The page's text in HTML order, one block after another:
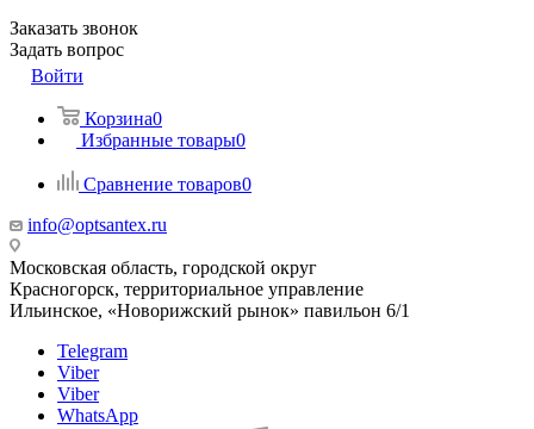
Заказать звонок
Задать вопрос
Войти
Корзина0
Избранные товары0
Сравнение товаров0
info@optsantex.ru
Московская область, городской округ
Красногорск, территориальное управление
Ильинское, «Новорижский рынок» павильон 6/1
Telegram
Viber
Viber
WhatsApp